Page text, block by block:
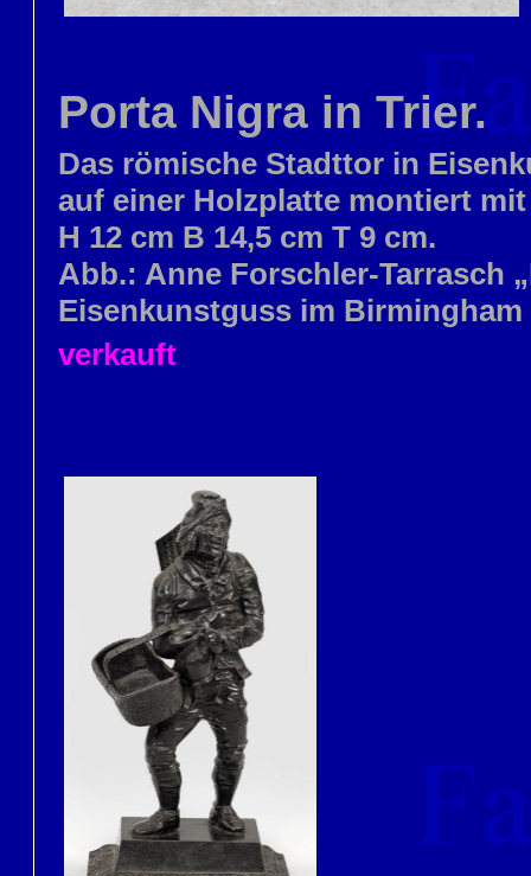
Porta Nigra in Trier.
Das römische Stadttor in
auf einer Holzplatte montiert
H 12 cm B 14,5 cm T 9 cm.
Abb.: Anne Forschler-Tarrasch
Eisenkunstguss im Birmingham
verkauft